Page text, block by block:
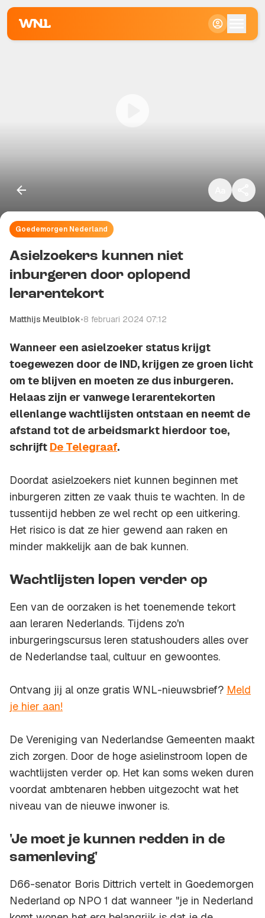
Goedemorgen Nederland
Asielzoekers kunnen niet
inburgeren door oplopend
lerarentekort
Matthijs Meulblok•8 februari 2024 07:12
Wanneer een asielzoeker status krijgt
toegewezen door de IND, krijgen ze groen licht
om te blijven en moeten ze dus inburgeren.
Helaas zijn er vanwege lerarentekorten
ellenlange wachtlijsten ontstaan en neemt de
afstand tot de arbeidsmarkt hierdoor toe,
schrijft De Telegraaf.
Doordat asielzoekers niet kunnen beginnen met
inburgeren zitten ze vaak thuis te wachten. In de
tussentijd hebben ze wel recht op een uitkering.
Het risico is dat ze hier gewend aan raken en
minder makkelijk aan de bak kunnen.
Wachtlijsten lopen verder op
Een van de oorzaken is het toenemende tekort
aan leraren Nederlands. Tijdens zo'n
inburgeringscursus leren statushouders alles over
de Nederlandse taal, cultuur en gewoontes.
Ontvang jij al onze gratis WNL-nieuwsbrief? Meld
je hier aan!
De Vereniging van Nederlandse Gemeenten maakt
zich zorgen. Door de hoge asielinstroom lopen de
wachtlijsten verder op. Het kan soms weken duren
voordat ambtenaren hebben uitgezocht wat het
niveau van de nieuwe inwoner is.
'Je moet je kunnen redden in de
samenleving'
D66-senator Boris Dittrich vertelt in Goedemorgen
Nederland op NPO 1 dat wanneer "je in Nederland